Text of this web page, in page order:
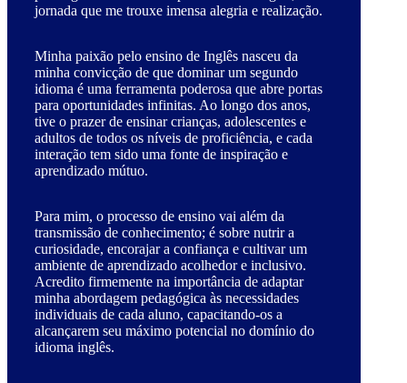
jornada que me trouxe imensa alegria e realização.
Minha paixão pelo ensino de Inglês nasceu da
minha convicção de que dominar um segundo
idioma é uma ferramenta poderosa que abre portas
para oportunidades infinitas. Ao longo dos anos,
tive o prazer de ensinar crianças, adolescentes e
adultos de todos os níveis de proficiência, e cada
interação tem sido uma fonte de inspiração e
aprendizado mútuo.
Para mim, o processo de ensino vai além da
transmissão de conhecimento; é sobre nutrir a
curiosidade, encorajar a confiança e cultivar um
ambiente de aprendizado acolhedor e inclusivo.
Acredito firmemente na importância de adaptar
minha abordagem pedagógica às necessidades
individuais de cada aluno, capacitando-os a
alcançarem seu máximo potencial no domínio do
idioma inglês.